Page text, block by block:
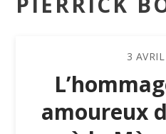
3 AVRIL
amoureux